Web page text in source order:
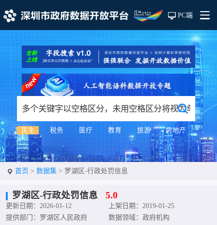
PC端
民生 税务 医疗 教育 旅游 房地产
首页 >数据集 > 罗湖区-行政处罚信息
罗湖区-行政处罚信息 5.0
更新日期：2026-01-12
上架日期：2019-01-25
提供部门：罗湖区人民政府
数据领域：政府机构